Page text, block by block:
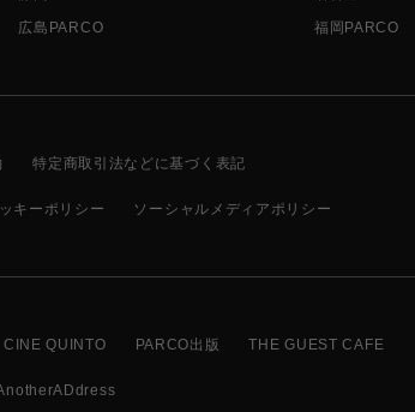
広島PARCO
福岡PARCO
特定商取引法などに基づく表記
キーポリシー ソーシャルメディアポリシー
CINE QUINTO PARCO出版 THE GUEST CAFE